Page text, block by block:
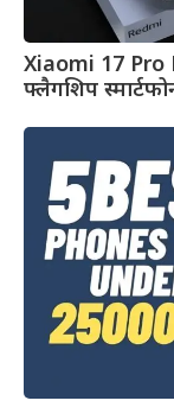
Xiaomi 17 Pro
फ्लैगशिप